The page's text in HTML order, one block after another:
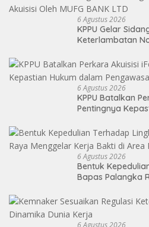
6 Agustus 2026
KPPU Gelar
Keterlambatan
6 Agustus 2026
KPPU Batalkan
Pentingnya
6 Agustus 2026
Bentuk
Bapas Palangka
6 Agustus 2026